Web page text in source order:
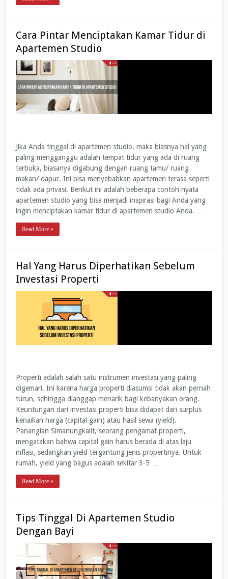
Cara Pintar Menciptakan Kamar Tidur di
Apartemen Studio
Jika Anda tinggal di apartemen studio, maka biasnya hal yang
paling mengganggu adalah tempat tidur yang ada di ruang
terbuka, biasanya digabung dengan ruang tamu/ ruang
makan/ dapur. Ini bisa menyebabkan apartemen terasa seperti
tidak ada privasi. Berikut ini adalah beberapa contoh nyata
apartemen studio yang bisa menjadi inspirasi bagi Anda yang
ingin menciptakan kamar tidur di apartemen studio Anda. …
Read More »
Hal Yang Harus Diperhatikan Sebelum
Investasi Properti
Properti adalah salah satu instrumen investasi yang paling
digemari. Ini karena harga properti diasumsi tidak akan pernah
turun, sehingga dianggap menarik bagi kebanyakan orang.
Keuntungan dari investasi properti bisa didapat dari surplus
kenaikan harga (capital gain) atau hasil sewa (yield).
Panangian Simanungkalit, seorang pengamat properti,
mengatakan bahwa capital gain harus berada di atas laju
inflasi, sedangkan yield tergantung jenis propertinya. Untuk
rumah, yield yang bagus adalah sekitar 3-5 …
Read More »
Tips Tinggal Di Apartemen Studio
Dengan Bayi